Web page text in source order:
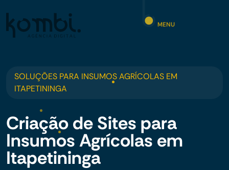
MENU
SOLUÇÕES PARA INSUMOS AGRÍCOLAS EM
ITAPETININGA
Criação de Sites para
Insumos Agrícolas em
Itapetininga